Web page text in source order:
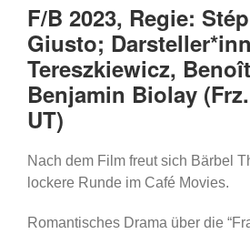
F/B 2023, Regie:
Giusto;
Tereszkiewicz,
Benjamin Biolay
UT)
Nach dem Film freut sich Bärbel
lockere Runde im Café Movies.
Romantisches Drama über die